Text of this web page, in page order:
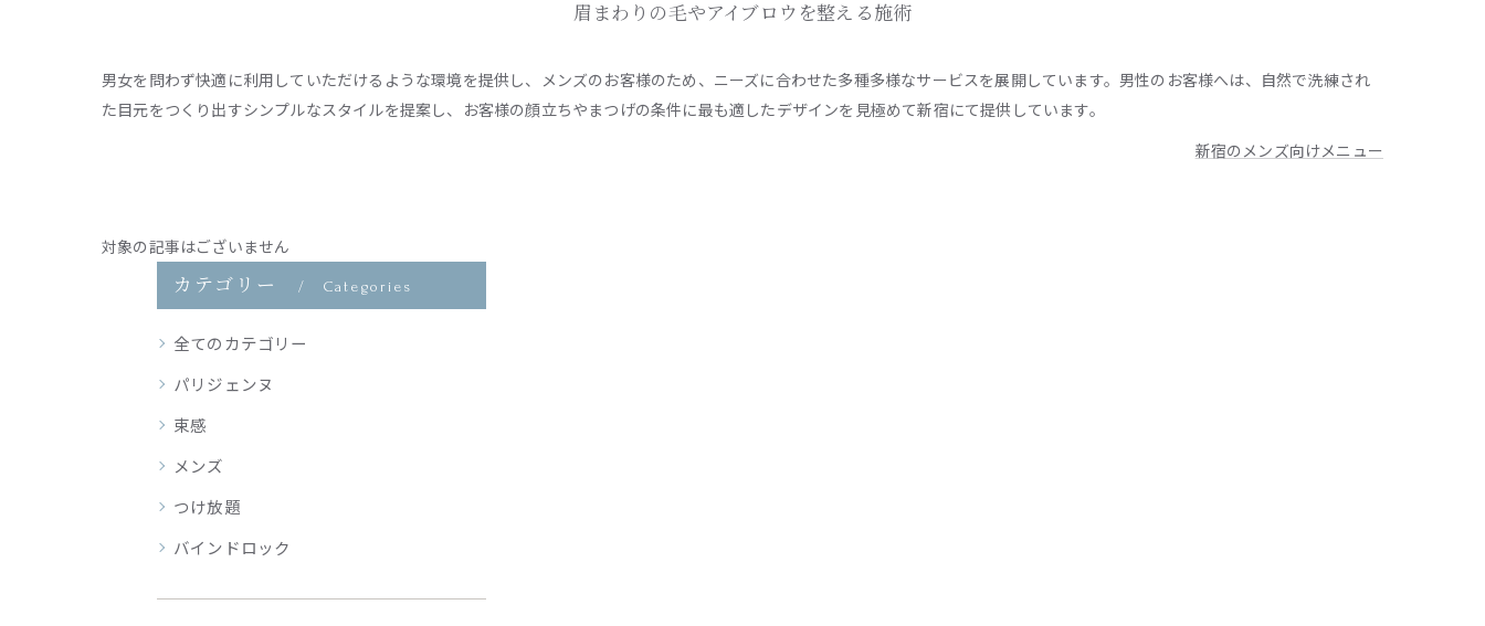
眉まわりの毛やアイブロウを整える施術
男女を問わず快適に利用していただけるような環境を提供し、メンズのお客様のため、ニーズに合わせた多種多様なサービスを展開しています。男性のお客様へは、自然で洗練され
た目元をつくり出すシンプルなスタイルを提案し、お客様の顔立ちやまつげの条件に最も適したデザインを見極めて新宿にて提供しています。
新宿のメンズ向けメニュー
対象の記事はございません
カテゴリー Categories
全てのカテゴリー
パリジェンヌ
束感
メンズ
つけ放題
バインドロック